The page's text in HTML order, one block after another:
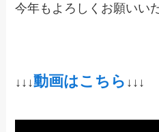
今年もよろしくお願いい
↓↓↓動画はこちら ↓↓↓